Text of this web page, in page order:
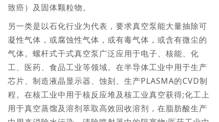
致癌）及固体颗粒物。
另一类是以石化行业为代表，要求真空泵能大量抽除可
凝性气体，或腐蚀性气体，或有毒气体，或含有微尘的
气体。螺杆式干式真空泵广泛应用于电子、核能、化
工、医药、食品工业等领域。在半导体工业中用于生产
芯片、制造液晶显示器、蚀刻、生产PLASMA的CVD制
程。在核工业中用于核反应堆及核工业真空获得;化工上
用于真空蒸馏及溶剂萃取高效回收溶剂，在脂肪酸生产